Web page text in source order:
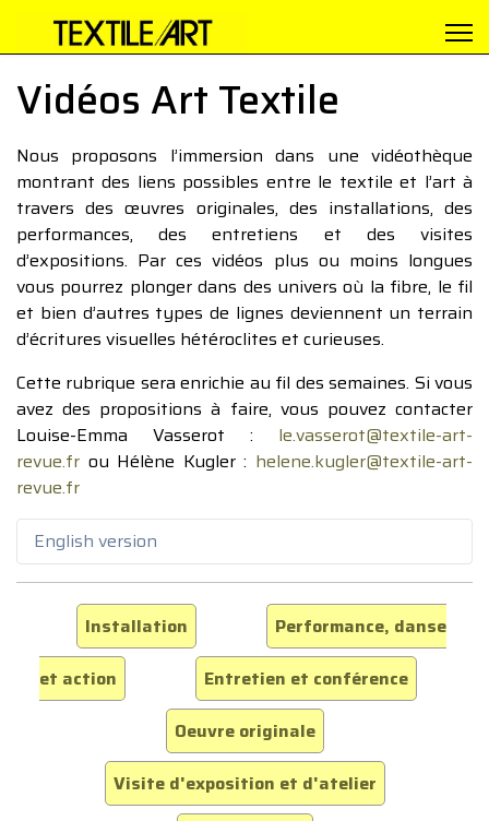
Vidéos Art Textile
Nous proposons l’immersion dans une vidéothèque
montrant des liens possibles entre le textile et l’art à
travers des œuvres originales, des installations, des
performances, des entretiens et des visites
d’expositions. Par ces vidéos plus ou moins longues
vous pourrez plonger dans des univers où la fibre, le fil
et bien d’autres types de lignes deviennent un terrain
d’écritures visuelles hétéroclites et curieuses.
Cette rubrique sera enrichie au fil des semaines. Si vous
avez des propositions à faire, vous pouvez contacter
Louise-Emma Vasserot : le.vasserot@textile-art-
revue.fr ou Hélène Kugler : helene.kugler@textile-art-
revue.fr
English version
Installation
Performance, danse
et action
Entretien et conférence
Oeuvre originale
Visite d'exposition et d'atelier